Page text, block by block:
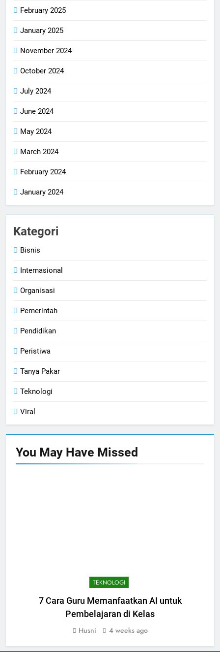
February 2025
January 2025
November 2024
October 2024
July 2024
June 2024
May 2024
March 2024
February 2024
January 2024
Kategori
Bisnis
Internasional
Organisasi
Pemerintah
Pendidikan
Peristiwa
Tanya Pakar
Teknologi
Viral
You May Have Missed
TEKNOLOGI
7 Cara Guru Memanfaatkan AI untuk
Pembelajaran di Kelas
Husni 4 weeks ago